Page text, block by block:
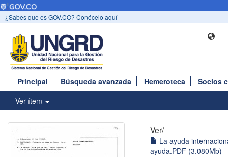
¿Sabes que es GOV.CO? Conócelo aquí
Principal Búsqueda avanzada Hemeroteca
Socios
Ver ítem
Ver/
La ayuda
ayuda.PDF (3.080Mb)